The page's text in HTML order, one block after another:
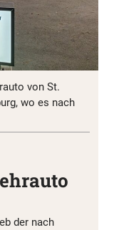
von St.
wo es nach
der nach